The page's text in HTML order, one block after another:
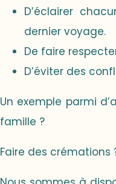
D’éclairer
dernier voyage.
De faire
D’éviter des
Un exemple parmi
famille ?
Faire des crémations